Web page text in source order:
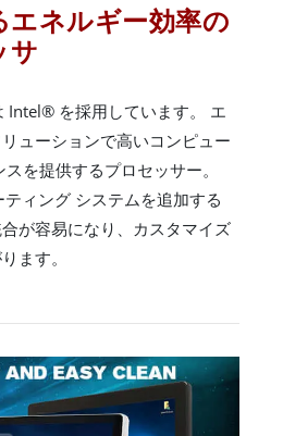
ネルギー効率の
サ
Intel® を採用しています。 エ
ューションで高いコンピュー
を提供するプロセッサー。
ィング システムを追加する
が容易になり、カスタマイズ
ます。